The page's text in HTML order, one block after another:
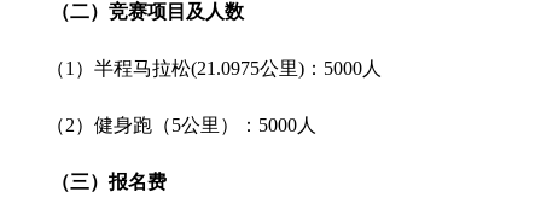
（二）竞赛项目及人数
（1） 半程马拉松(21.0975公里)： 5000人
（2） 健身跑（5公里）： 5000人
（三） 报名费